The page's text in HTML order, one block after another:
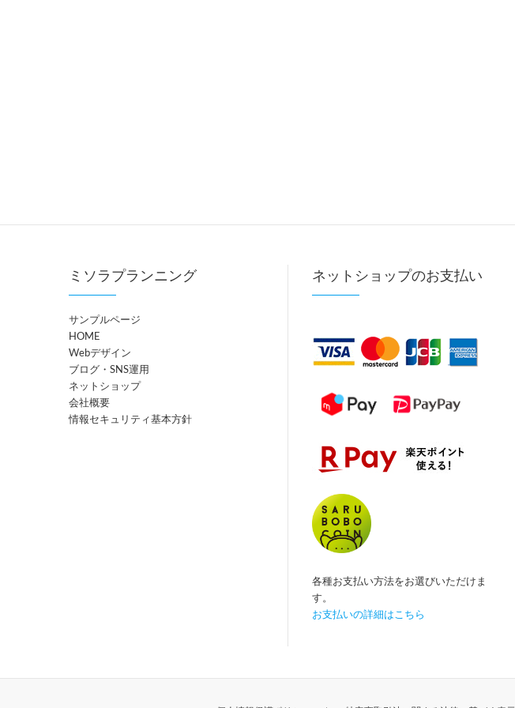
ミソラプランニング
サンプルページ
HOME
Webデザイン
ブログ・SNS運用
ネットショップ
会社概要
情報セキュリティ基本方針
ネットショップのお支払い
各種お支払い方法をお選びいただけま
す。
お支払いの詳細はこちら